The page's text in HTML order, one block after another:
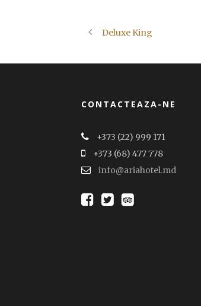
Deluxe King
CONTACTEAZA-NE
+373 (22) 999 171
+373 (68) 477 778
info@ariahotel.md